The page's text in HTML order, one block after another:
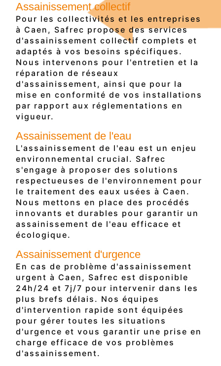
Assainissement collectif
Pour les collectivités et les entreprises
à Caen, Safrec propose des services
d'assainissement collectif complets et
adaptés à vos besoins spécifiques.
Nous intervenons pour l'entretien et la
réparation de réseaux
d'assainissement, ainsi que pour la
mise en conformité de vos installations
par rapport aux réglementations en
vigueur.
Assainissement de l'eau
L'assainissement de l'eau est un enjeu
environnemental crucial. Safrec
s'engage à proposer des solutions
respectueuses de l'environnement pour
le traitement des eaux usées à Caen.
Nous mettons en place des procédés
innovants et durables pour garantir un
assainissement de l'eau efficace et
écologique.
Assainissement d'urgence
En cas de problème d'assainissement
urgent à Caen, Safrec est disponible
24h/24 et 7j/7 pour intervenir dans les
plus brefs délais. Nos équipes
d'intervention rapide sont équipées
pour gérer toutes les situations
d'urgence et vous garantir une prise en
charge efficace de vos problèmes
d'assainissement.